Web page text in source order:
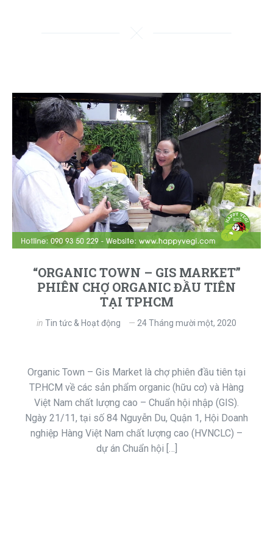
“ORGANIC TOWN – GIS MARKET”
PHIÊN CHỢ ORGANIC ĐẦU TIÊN
TẠI TPHCM
in Tin tức & Hoạt động 24 Tháng mười một, 2020
Organic Town – Gis Market là chợ phiên đầu tiên tại
TP.HCM về các sản phẩm organic (hữu cơ) và Hàng
Việt Nam chất lượng cao – Chuẩn hội nhập (GIS).
Ngày 21/11, tại số 84 Nguyễn Du, Quận 1, Hội Doanh
nghiệp Hàng Việt Nam chất lượng cao (HVNCLC) –
dự án Chuẩn hội […]